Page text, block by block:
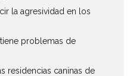
la agresividad en los
problemas de
residencias caninas de